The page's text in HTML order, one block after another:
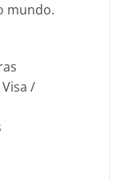
mundo.
/